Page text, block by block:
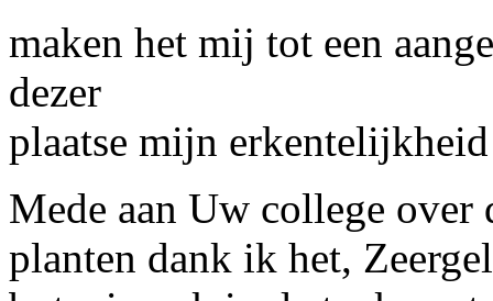
maken het mij tot een
dezer
plaatse mijn
Mede aan Uw college over
planten dank ik het,